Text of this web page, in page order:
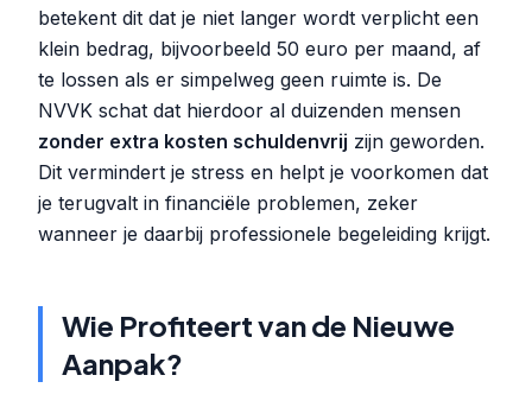
betekent dit dat je niet langer wordt verplicht een
klein bedrag, bijvoorbeeld 50 euro per maand, af
te lossen als er simpelweg geen ruimte is. De
NVVK schat dat hierdoor al duizenden mensen
zonder extra kosten schuldenvrij zijn geworden.
Dit vermindert je stress en helpt je voorkomen dat
je terugvalt in financiële problemen, zeker
wanneer je daarbij professionele begeleiding krijgt.
Wie Profiteert van de Nieuwe
Aanpak?